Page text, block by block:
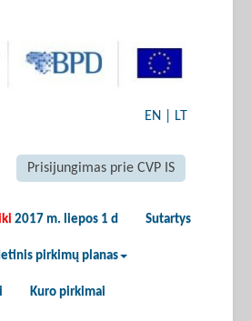
EN LT
Prisijungimas prie CVP IS
iki 2017 m. liepos 1 d Sutartys
pirkimų planas
Kuro pirkimai